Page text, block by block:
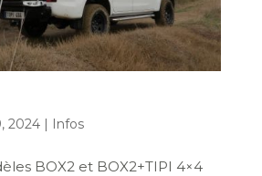
2024| Infos
BOX2 et BOX2+TIPI 4×4